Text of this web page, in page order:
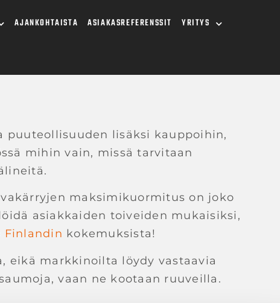
AJANKOHTAISTA ASIAKASREFERENSSIT
YRITYS
puuteollisuuden lisäksi kauppoihin,
mihin vain, missä tarvitaan
maksimikuormitus on joko
asiakkaiden toiveiden mukaisiksi,
Finlandin kokemuksista!
eikä markkinoilta löydy vastaavia
vaan ne kootaan ruuveilla.